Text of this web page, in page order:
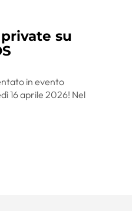
su
in evento
16 aprile 2026! Nel